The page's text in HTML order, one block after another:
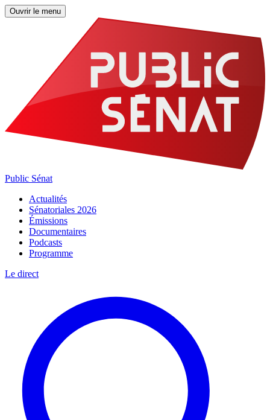
Ouvrir le menu
Public Sénat
Actualités
Sénatoriales 2026
Émissions
Documentaires
Podcasts
Programme
Le direct